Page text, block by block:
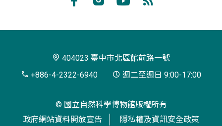
博
閱
404023 臺中市北區館前路一號
+886-4-2322-6940
週二至週日 9:00-17:00
© 國立自然科學博物館版權所有
政府網站資料開放宣告
隱私權及資訊安全政策